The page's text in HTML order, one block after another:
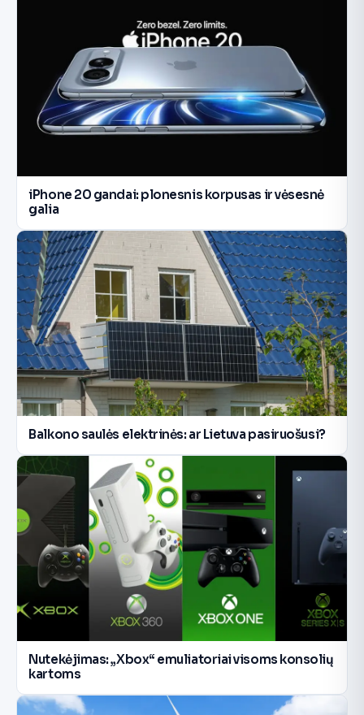
iPhone 20 gandai: plonesnis korpusas ir vėsesnė
galia
Balkono saulės elektrinės: ar Lietuva pasiruošusi?
Nutekėjimas: „Xbox“ emuliatoriai visoms konsolių
kartoms